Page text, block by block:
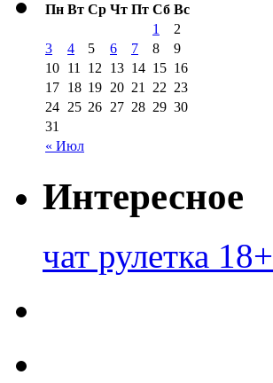
Пн Вт Ср Чт Пт Сб Вс
« Июл
1
2
3
4 5 6 7 8
9
10 11 12 13 14 15 16
17 18 19 20 21 22 23
24 25 26 27 28 29 30
31
Интересное
чат рулетка 18+